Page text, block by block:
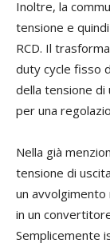
Inoltre, la
tensione e
RCD. Il
duty cycle fisso
della tensione di
per una
Nella già
tensione di
un
in un
Semplicemente